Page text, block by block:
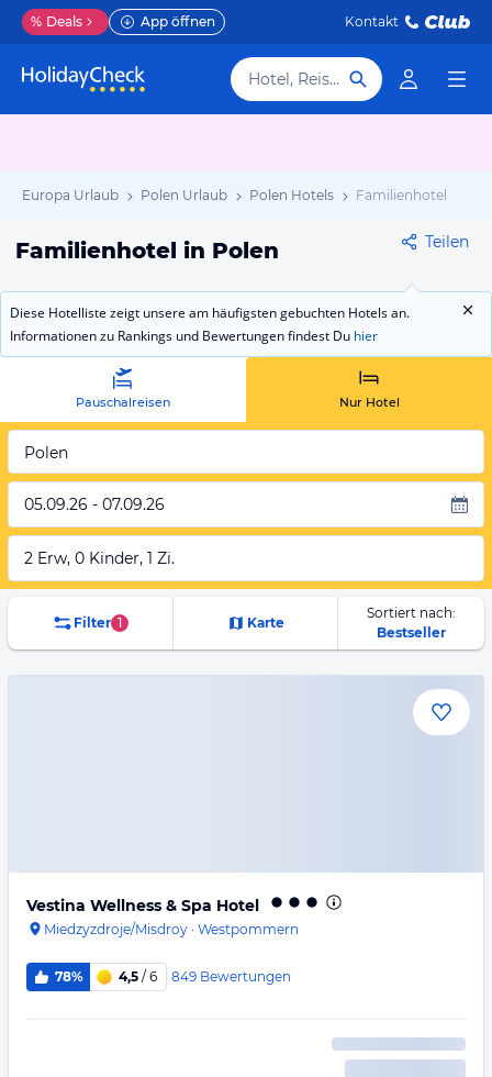
% Deals App öffnen Kontakt
Hotel, Reiseziel
Europa Urlaub Polen Urlaub Polen Hotels Familienhotel
Familienhotel in Polen Teilen
Diese Hotelliste zeigt unsere am häufigsten gebuchten Hotels an.
Informationen zu Rankings und Bewertungen findest Du hier
Pauschalreisen Nur Hotel
Polen
05.09.26 - 07.09.26
2 Erw, 0 Kinder, 1 Zi.
Filter 1 Karte
Sortiert nach:
Bestseller
Vestina Wellness & Spa Hotel
Miedzyzdroje/Misdroy · Westpommern
78% 4,5 / 6 849 Bewertungen